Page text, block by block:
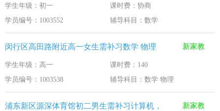
学生年级：初一
课时费：协商
学员编号：1003552
辅导科目：数学
闵行区高田路附近高一女生需补习数学 物理 新家教
学生年级：高一
课时费：140
学员编号：1003538
辅导科目：数学 物理
浦东新区源深体育馆初二男生需补习计算机， 新家教